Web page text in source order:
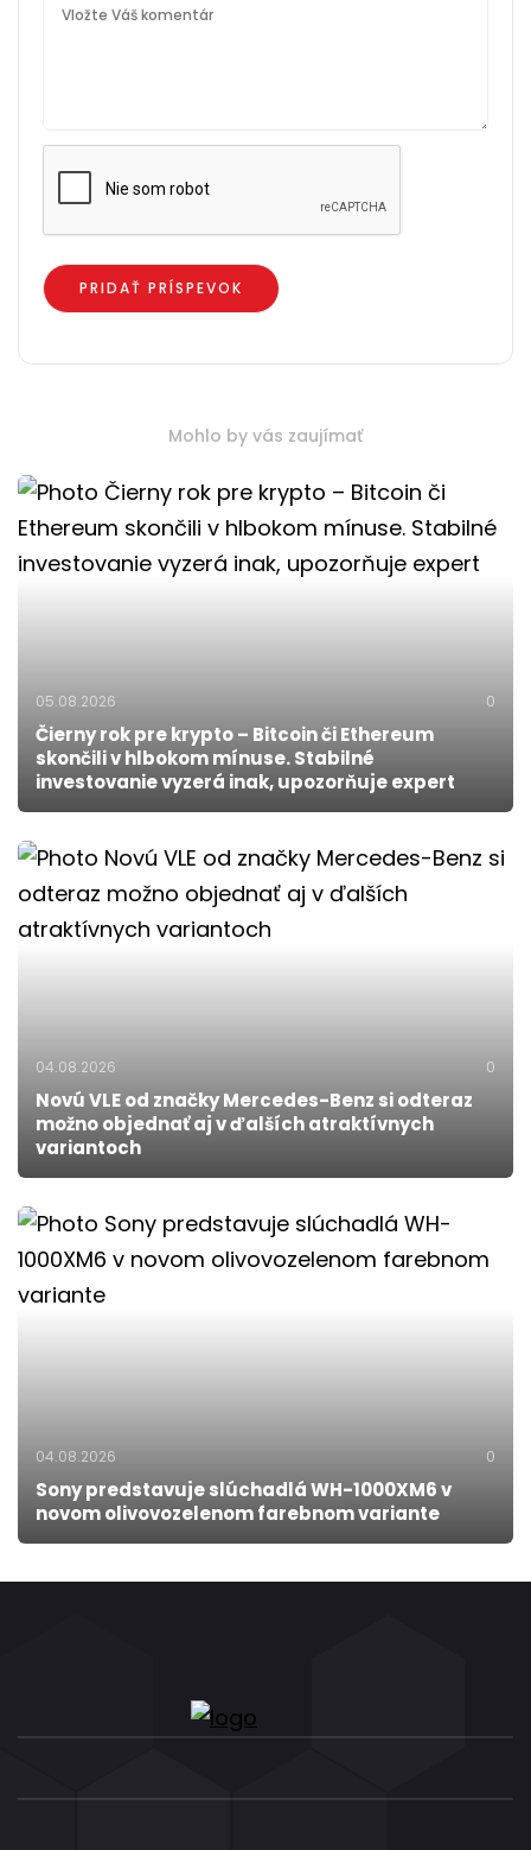
Mohlo by vás zaujímať
05.08.2026 0
Čierny rok pre krypto – Bitcoin či Ethereum
skončili v hlbokom mínuse. Stabilné
investovanie vyzerá inak, upozorňuje expert
04.08.2026 0
Novú VLE od značky Mercedes-Benz si odteraz
možno objednať aj v ďalších atraktívnych
variantoch
04.08.2026 0
Sony predstavuje slúchadlá WH-1000XM6 v
novom olivovozelenom farebnom variante